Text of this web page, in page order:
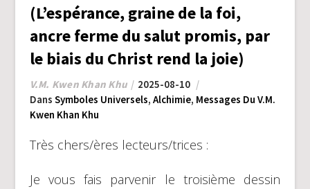
(L’espérance, graine de la foi,
ancre ferme du salut promis, par
le biais du Christ rend la joie)
V.M. Kwen Khan Khu
2025-08-10
Dans Symboles Universels, Alchimie, Messages Du V.M.
Kwen Khan Khu
Très chers/ères lecteurs/trices :
Je vous fais parvenir le troisième dessin